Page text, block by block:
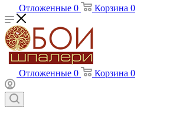
Отложенные 0 Корзина 0
Отложенные 0 Корзина 0